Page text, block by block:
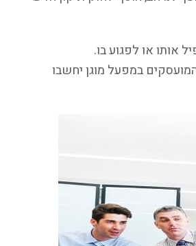
אותו או לפגוע בו.
במפעל מוגן יחשבו